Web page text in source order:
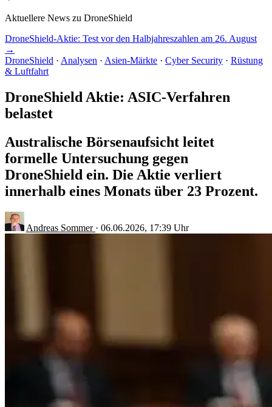
Aktuellere News zu DroneShield
DroneShield-Aktie: Test vor den Halbjahreszahlen am 26. August
→
DroneShield · Analysen · Asien-Märkte · Cyber Security · Rüstung
& Luftfahrt
DroneShield Aktie: ASIC-Verfahren
belastet
Australische Börsenaufsicht leitet
formelle Untersuchung gegen
DroneShield ein. Die Aktie verliert
innerhalb eines Monats über 23 Prozent.
Andreas Sommer · 06.06.2026, 17:39 Uhr